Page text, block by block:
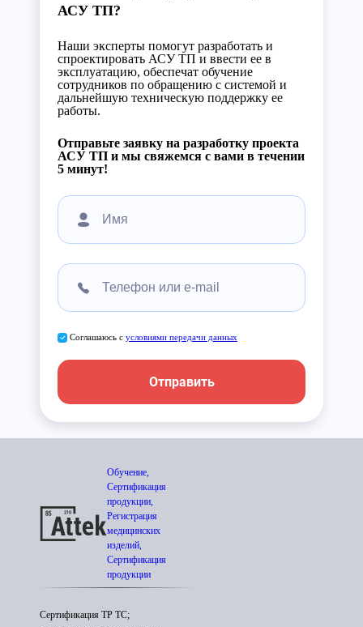
АСУ ТП?
Наши эксперты помогут разработать и
спроектировать АСУ ТП и ввести ее в
эксплуатацию, обеспечат обучение
сотрудников по обращению с системой и
дальнейшую техническую поддержку ее
работы.
Отправьте заявку на разработку проекта
АСУ ТП и мы свяжемся с вами в течении
5 минут!
Соглашаюсь с условиями передачи данных
Отправить
Обучение,
Сертификация
продукции,
Регистрация
медицинских
изделий,
Сертификация
продукции
Сертификация ТР ТС;